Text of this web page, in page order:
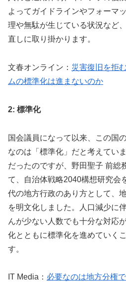
よってガイドラインやフォーマ
理や無駄が生じている状況など
直しに取り掛かります。
文春オンライン： 災害復旧を拒
ムの標準化は進まないのか
2: 標準化
国会議員になって以来、この国
なのは「標準化」だと考えてい
だったのですが、野田聖子 前総
て、自治体戦略2040構想研究会
代の地方行政のあり方として、
を明文化しました。人口減少に
んが少ない人数でも十分な対応
化とともに標準化を進めていく
す。
IT Media： 必要なのは地方分権